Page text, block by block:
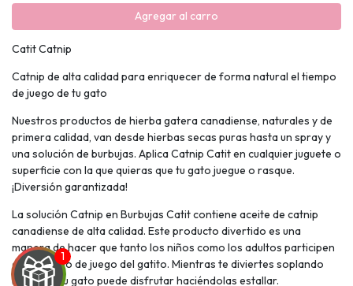
Agregar al carro
Catit Catnip
Catnip de alta calidad para enriquecer de forma natural el tiempo
de juego de tu gato
Nuestros productos de hierba gatera canadiense, naturales y de
primera calidad, van desde hierbas secas puras hasta un spray y
una solución de burbujas. Aplica Catnip Catit en cualquier juguete o
superficie con la que quieras que tu gato juegue o rasque.
¡Diversión garantizada!
La solución Catnip en Burbujas Catit contiene aceite de catnip
canadiense de alta calidad. Este producto divertido es una
manera de hacer que tanto los niños como los adultos participen
en el tiempo de juego del gatito. Mientras te diviertes soplando
burbujas, tu gato puede disfrutar haciéndolas estallar.